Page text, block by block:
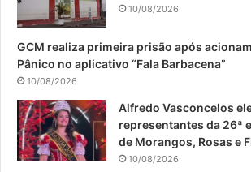
o
o
e
r
m
10/08/2026
GCM realiza primeira prisão após
Pânico no aplicativo “Fala Barbacena”
10/08/2026
Alfredo Vasconcelos
representantes da 26ª
de Morangos, Rosas e
10/08/2026